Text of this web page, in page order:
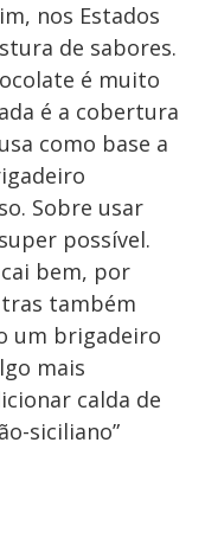
nos Estados
de sabores.
é muito
é a cobertura
como base a
Sobre usar
possível.
bem, por
também
um brigadeiro
mais
calda de
siciliano”